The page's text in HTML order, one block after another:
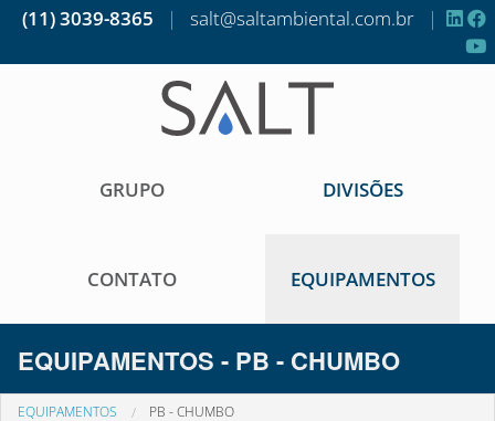
(11) 3039-8365 | salt@saltambiental.com.br |
GRUPO DIVISÕES
CONTATO EQUIPAMENTOS
EQUIPAMENTOS - PB - CHUMBO
EQUIPAMENTOS PB - CHUMBO